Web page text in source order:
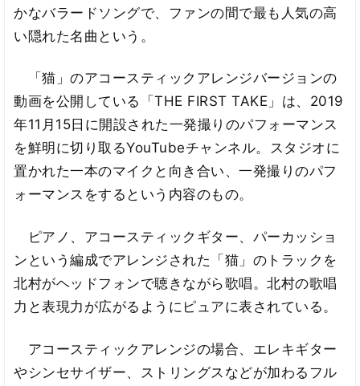
かなバラードソングで、ファンの間で最も人気の高
い隠れた名曲という。
「猫」のアコースティックアレンジバージョンの
動画を公開している「THE FIRST TAKE」は、2019
年11月15日に開設された一発撮りのパフォーマンス
を鮮明に切り取るYouTubeチャンネル。スタジオに
置かれた一本のマイクと向き合い、一発撮りのパフ
ォーマンスをするという内容のもの。
ピアノ、アコースティックギター、パーカッショ
ンという編成でアレンジされた「猫」のトラックを
北村がヘッドフォンで聴きながら歌唱。北村の歌唱
力と表現力が広がるようにピュアに表されている。
アコースティックアレンジの場合、エレキギター
やシンセサイザー、ストリングスなどが加わるフル